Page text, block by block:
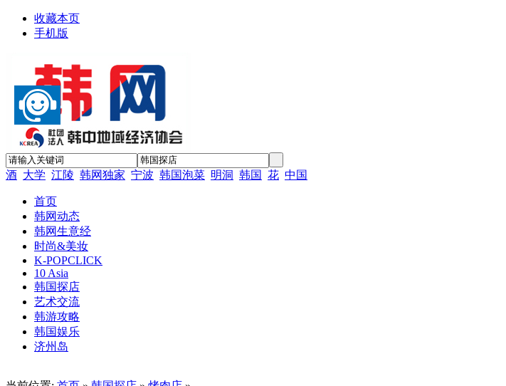
收藏本页
手机版
酒 大学 江陵 韩网独家 宁波 韩国泡菜 明洞 韩国 花 中国
首页
韩网动态
韩网生意经
时尚&美妆
K-POPCLICK
10 Asia
韩国探店
艺术交流
韩游攻略
韩国娱乐
济州岛